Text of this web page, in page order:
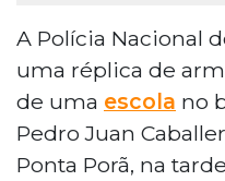
A Polícia Nacional
uma réplica de
de uma escola no
Pedro Juan
Ponta Porã, na